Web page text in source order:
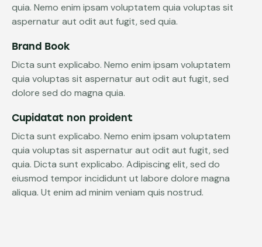
quia. Nemo enim ipsam voluptatem quia voluptas sit
aspernatur aut odit aut fugit, sed quia.
Brand Book
Dicta sunt explicabo. Nemo enim ipsam voluptatem
quia voluptas sit aspernatur aut odit aut fugit, sed
dolore sed do magna quia.
Cupidatat non proident
Dicta sunt explicabo. Nemo enim ipsam voluptatem
quia voluptas sit aspernatur aut odit aut fugit, sed
quia. Dicta sunt explicabo. Adipiscing elit, sed do
eiusmod tempor incididunt ut labore dolore magna
aliqua. Ut enim ad minim veniam quis nostrud.